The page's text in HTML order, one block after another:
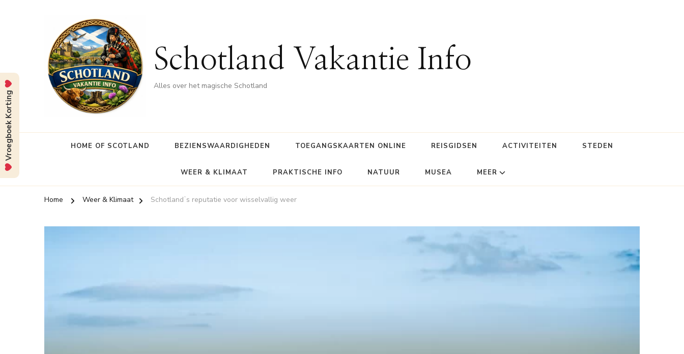
Schotland Vakantie Info
Alles over het magische Schotland
HOME OF SCOTLAND BEZIENSWAARDIGHEDEN TOEGANGSKAARTEN ONLINE REISGIDSEN ACTIVITEITEN STEDEN
WEER & KLIMAAT PRAKTISCHE INFO NATUUR MUSEA MEER
Home Weer & Klimaat Schotlandʼs reputatie voor wisselvallig weer
Vroegboek Korting